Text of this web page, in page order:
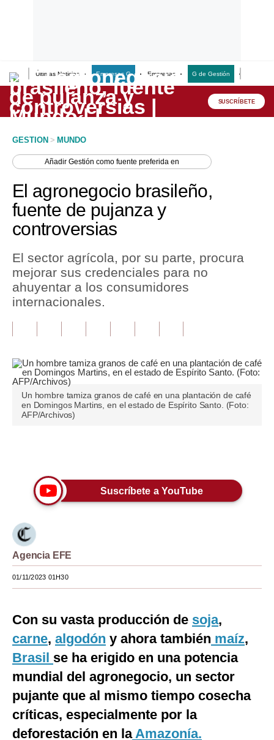
Últimas Noticias Empresas G Empresas G de Gestión
Lo último
Peru Quiosco
Economía
Mercados
Política
Tu Dinero
Finanzas Personales
Plus G
Opinión
Editorial
Tendencias
Viajes
Moda
Estilos
Mundo
EEUU
México
España
Internacional
Tecnología
SUSCRÍBETE
GESTION > MUNDO
AñadirGestión como fuente preferida en
El agronegocio brasileño,
fuente de pujanza y
controversias
El sector agrícola, por su parte, procura
mejorar sus credenciales para no
ahuyentar a los consumidores
internacionales.
Un hombre tamiza granos de café en una plantación de café
en Domingos Martins, en el estado de Espírito Santo. (Foto:
AFP/Archivos)
Suscríbete a YouTube
Agencia EFE
01/11/2023 01H30
Con su vasta producción de soja,
carne, algodón y ahora también maíz,
Brasil se ha erigido en una potencia
mundial del agronegocio, un sector
pujante que al mismo tiempo cosecha
críticas, especialmente por la
deforestación en laAmazonía.